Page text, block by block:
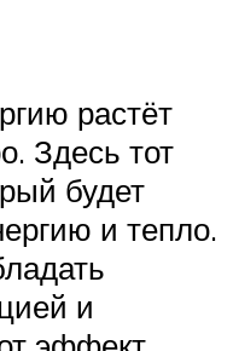
растёт
Здесь тот
будет
и тепло.
и